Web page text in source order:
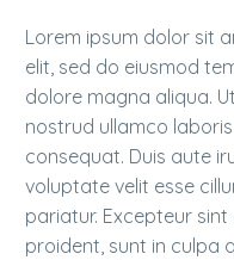
Lorem ipsum dolor sit
elit, sed do eiusmod
dolore magna aliqua.
nostrud ullamco
consequat. Duis aute
voluptate velit esse
pariatur. Excepteur
proident, sunt in culpa